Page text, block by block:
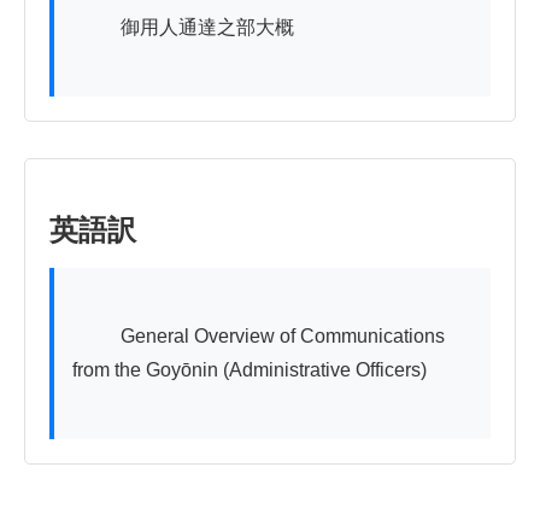
英語訳
from the Goyōnin (Administrative Officers)